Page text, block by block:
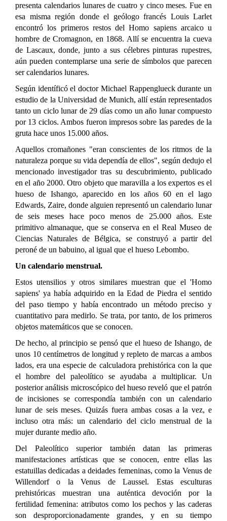
presenta calendarios lunares de cuatro y cinco meses. Fue en
esa misma región donde el geólogo francés Louis Larlet
encontró los primeros restos del Homo sapiens arcaico u
hombre de Cromagnon, en 1868. Allí se encuentra la cueva
de Lascaux, donde, junto a sus célebres pinturas rupestres,
aún pueden contemplarse una serie de símbolos que parecen
ser calendarios lunares.
Según identíficó el doctor Michael Rappenglueck durante un
estudio de la Universidad de Munich, allí están representados
tanto un ciclo lunar de 29 días como un año lunar compuesto
por 13 ciclos. Ambos fueron impresos sobre las paredes de la
gruta hace unos 15.000 años.
Aquellos cromañones "eran conscientes de los ritmos de la
naturaleza porque su vida dependía de ellos", según dedujo el
mencionado investigador tras su descubrimiento, publicado
en el año 2000. Otro objeto que maravilla a los expertos es el
hueso de Ishango, aparecido en los años 60 en el lago
Edwards, Zaire, donde alguien representó un calendario lunar
de seis meses hace poco menos de 25.000 años. Este
primitivo almanaque, que se conserva en el Real Museo de
Ciencias Naturales de Bélgica, se construyó a partir del
peroné de un babuino, al igual que el hueso Lebombo.
Un calendario menstrual.
Estos utensilios y otros similares muestran que el 'Homo
sapiens' ya había adquirido en la Edad de Piedra el sentido
del paso tiempo y había encontrado un método preciso y
cuantitativo para medirlo. Se trata, por tanto, de los primeros
objetos matemáticos que se conocen.
De hecho, al principio se pensó que el hueso de Ishango, de
unos 10 centímetros de longitud y repleto de marcas a ambos
lados, era una especie de calculadora prehistórica con la que
el hombre del paleolítico se ayudaba a multiplicar. Un
posterior análisis microscópico del hueso reveló que el patrón
de incisiones se correspondía también con un calendario
lunar de seis meses. Quizás fuera ambas cosas a la vez, e
incluso otra más: un calendario del ciclo menstrual de la
mujer durante medio año.
Del Paleolítico superior también datan las primeras
manifestaciones artísticas que se conocen, entre ellas las
estatuillas dedicadas a deidades femeninas, como la Venus de
Willendorf o la Venus de Laussel. Estas esculturas
prehistóricas muestran una auténtica devoción por la
fertilidad femenina: atributos como los pechos y las caderas
son desproporcionadamente grandes, y en su tiempo